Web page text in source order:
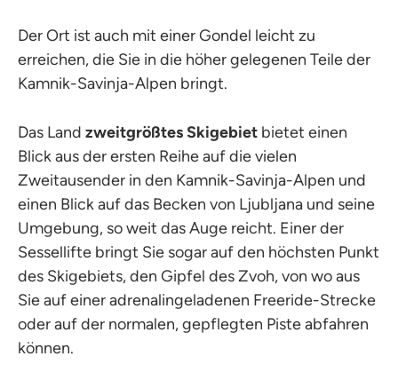
Der Ort ist auch mit einer Gondel leicht zu
erreichen, die Sie in die höher gelegenen Teile der
Kamnik-Savinja-Alpen bringt.
Das Land zweitgrößtes Skigebiet bietet einen
Blick aus der ersten Reihe auf die vielen
Zweitausender in den Kamnik-Savinja-Alpen und
einen Blick auf das Becken von Ljubljana und seine
Umgebung, so weit das Auge reicht. Einer der
Sessellifte bringt Sie sogar auf den höchsten Punkt
des Skigebiets, den Gipfel des Zvoh, von wo aus
Sie auf einer adrenalingeladenen Freeride-Strecke
oder auf der normalen, gepflegten Piste abfahren
können.